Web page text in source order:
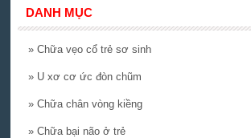
DANH MỤC
» Chữa vẹo cổ trẻ sơ sinh
» U xơ cơ ức đòn chũm
» Chữa chân vòng kiềng
» Chữa bại não ở trẻ